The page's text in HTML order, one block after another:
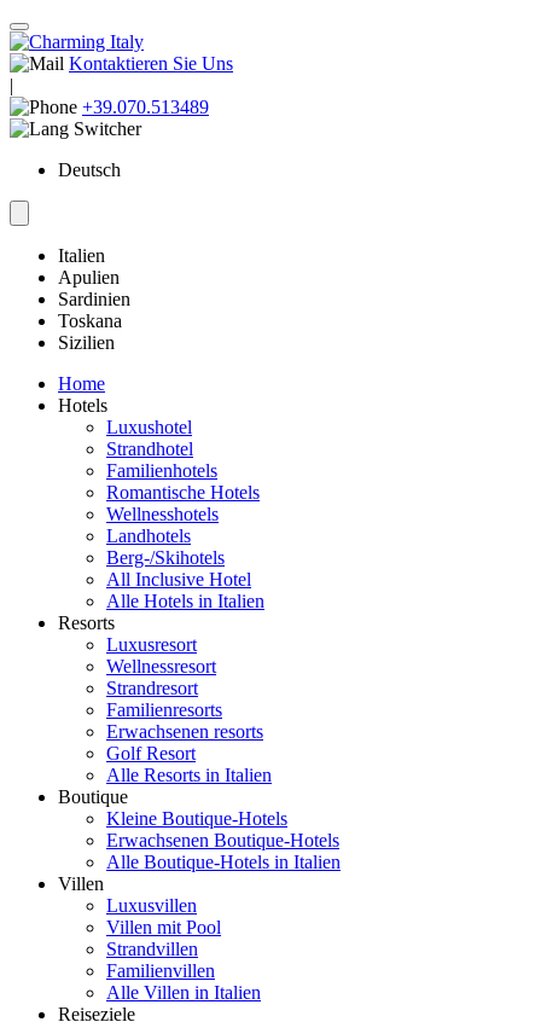
Kontaktieren Sie Uns
|
+39.070.513489
Deutsch
Italien
Apulien
Sardinien
Toskana
Sizilien
Home
Hotels
Luxushotel
Strandhotel
Familienhotels
Romantische Hotels
Wellnesshotels
Landhotels
Berg-/Skihotels
All Inclusive Hotel
Alle Hotels in Italien
Resorts
Luxusresort
Wellnessresort
Strandresort
Familienresorts
Erwachsenen resorts
Golf Resort
Alle Resorts in Italien
Boutique
Kleine Boutique-Hotels
Erwachsenen Boutique-Hotels
Alle Boutique-Hotels in Italien
Villen
Luxusvillen
Villen mit Pool
Strandvillen
Familienvillen
Alle Villen in Italien
Reiseziele